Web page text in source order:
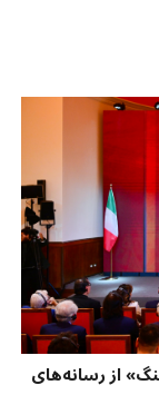
از رسانه‌های